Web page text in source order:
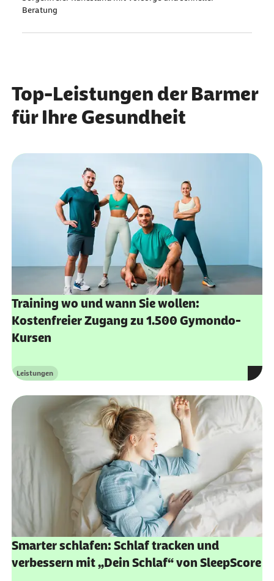
Beratung
Top-Leistungen der Barmer
für Ihre Gesundheit
Training wo und wann Sie wollen:
Kostenfreier Zugang zu 1.500 Gymondo-
Kursen
Kategorie
Leistungen
Smarter schlafen: Schlaf tracken und
verbessern mit „Dein Schlaf“ von SleepScore